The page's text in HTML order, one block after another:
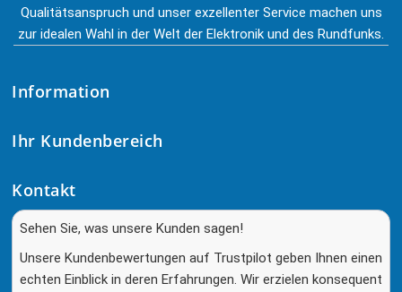
Qualitätsanspruch und unser exzellenter Service machen uns
zur idealen Wahl in der Welt der Elektronik und des Rundfunks.
Information
Ihr Kundenbereich
Kontakt
Sehen Sie, was unsere Kunden sagen!
Unsere Kundenbewertungen auf Trustpilot geben Ihnen einen
echten Einblick in deren Erfahrungen. Wir erzielen konsequent